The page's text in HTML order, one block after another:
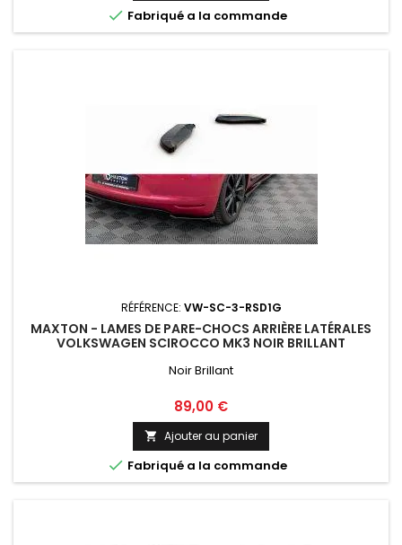
 Fabriqué a la commande
RÉFÉRENCE: VW-SC-3-RSD1G
MAXTON - LAMES DE PARE-CHOCS ARRIÈRE LATÉRALES
VOLKSWAGEN SCIROCCO MK3 NOIR BRILLANT
Noir Brillant
Prix
89,00 €
 Ajouter au panier
 Fabriqué a la commande